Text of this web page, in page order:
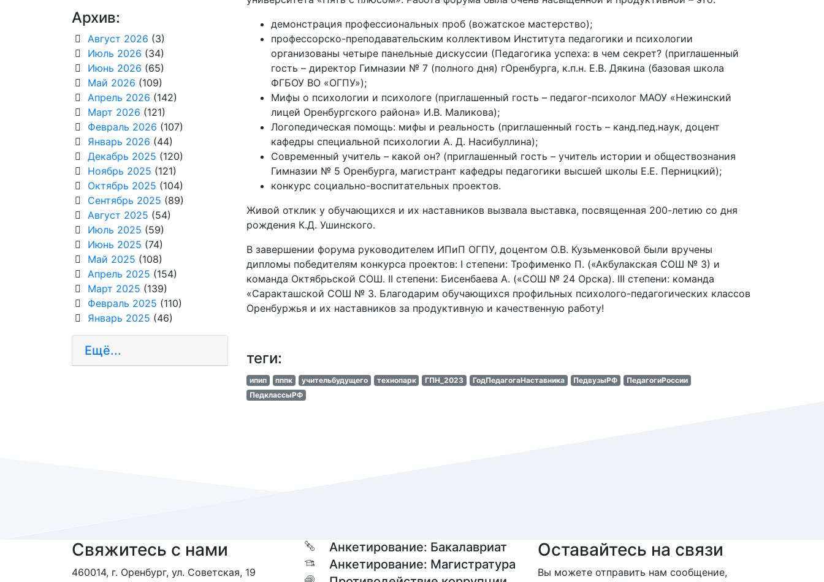
демонстрация профессиональных проб (вожатское мастерство);
профессорско-преподавательским коллективом Института педагогики и психологии
организованы четыре панельные дискуссии (Педагогика успеха: в чем секрет? (приглашенный
гость – директор Гимназии № 7 (полного дня) гОренбурга, к.п.н. Е.В. Дякина (базовая школа
ФГБОУ ВО «ОГПУ»);
Мифы о психологии и психологе (приглашенный гость – педагог-психолог МАОУ «Нежинский
лицей Оренбургского района» И.В. Маликова);
Логопедическая помощь: мифы и реальность (приглашенный гость – канд.пед.наук, доцент
кафедры специальной психологии А. Д. Насибуллина);
Современный учитель – какой он? (приглашенный гость – учитель истории и обществознания
Гимназии № 5 Оренбурга, магистрант кафедры педагогики высшей школы Е.Е. Перницкий);
конкурс социально-воспитательных проектов.
Живой отклик у обучающихся и их наставников вызвала выставка, посвященная 200-летию со дня
рождения К.Д. Ушинского.
В завершении форума руководителем ИПиП ОГПУ, доцентом О.В. Кузьменковой были вручены
дипломы победителям конкурса проектов: I степени: Трофименко П. («Акбулакская СОШ № 3) и
команда Октябрьской СОШ. II степени: Бисенбаева А. («СОШ № 24 Орска). III степени: команда
«Саракташской СОШ № 3. Благодарим обучающихся профильных психолого-педагогических классов
Оренбуржья и их наставников за продуктивную и качественную работу!
теги:
ипип пппк учительбудущего технопарк ГПН_2023 ГодПедагогаНаставника ПедвузыРФ
ПедагогиРоссии
ПедклассыРФ
Архив:
Август 2026 (3)
Июль 2026 (34)
Июнь 2026 (65)
Май 2026 (109)
Апрель 2026 (142)
Март 2026 (121)
Февраль 2026 (107)
Январь 2026 (44)
Декабрь 2025 (120)
Ноябрь 2025 (121)
Октябрь 2025 (104)
Сентябрь 2025 (89)
Август 2025 (54)
Июль 2025 (59)
Июнь 2025 (74)
Май 2025 (108)
Апрель 2025 (154)
Март 2025 (139)
Февраль 2025 (110)
Январь 2025 (46)
Ещё...
Свяжитесь с нами
460014, г. Оренбург, ул. Советская, 19
Анкетирование: Бакалавриат
Анкетирование: Магистратура
Оставайтесь на связи
Вы можете отправить нам сообщение,